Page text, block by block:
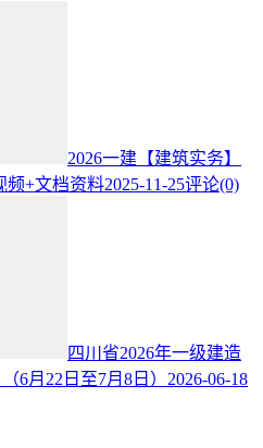
2026一建【建筑实务】
频+文档资料2025-11-25评论(0)
四川省2026年一级建造
6月22日至7月8日） 2026-06-18